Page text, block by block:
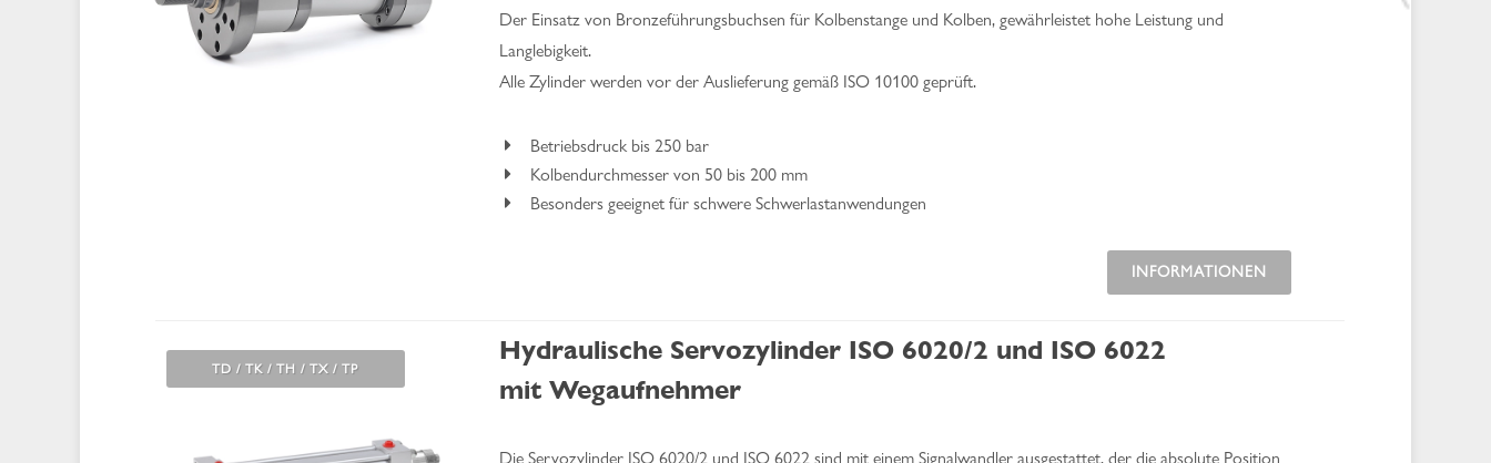
Der Einsatz von Bronzeführungsbuchsen für Kolbenstange und Kolben, gewährleistet hohe Leistung und
Langlebigkeit.
Alle Zylinder werden vor der Auslieferung gemäß ISO 10100 geprüft.
Betriebsdruck bis 250 bar
Kolbendurchmesser von 50 bis 200 mm
Besonders geeignet für schwere Schwerlastanwendungen
INFORMATIONEN
TD / TK / TH / TX / TP
Hydraulische Servozylinder ISO 6020/2 und ISO 6022
mit Wegaufnehmer
Die Servozylinder ISO 6020/2 und ISO 6022 sind mit einem Signalwandler ausgestattet, der die absolute Position